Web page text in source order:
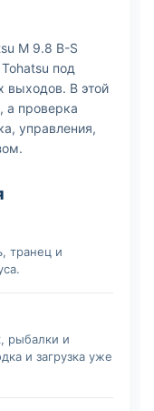
M 9.8 B-S
под
выходов. В этой
а проверка
управления,
транец и
рыбалки и
и загрузка уже